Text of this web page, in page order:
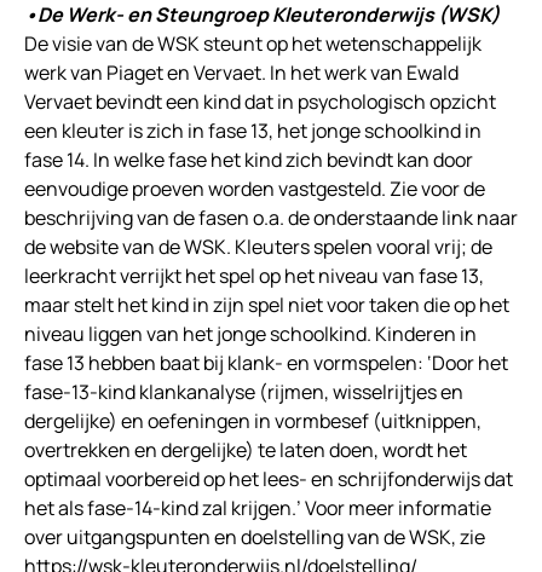
•De Werk- en Steungroep Kleuteronderwijs (WSK)
De visie van de WSK steunt op het wetenschappelijk
werk van Piaget en Vervaet. In het werk van Ewald
Vervaet bevindt een kind dat in psychologisch opzicht
een kleuter is zich in fase 13, het jonge schoolkind in
fase 14. In welke fase het kind zich bevindt kan door
eenvoudige proeven worden vastgesteld. Zie voor de
beschrijving van de fasen o.a. de onderstaande link naar
de website van de WSK. Kleuters spelen vooral vrij; de
leerkracht verrijkt het spel op het niveau van fase 13,
maar stelt het kind in zijn spel niet voor taken die op het
niveau liggen van het jonge schoolkind. Kinderen in
fase 13 hebben baat bij klank- en vormspelen: ‘Door het
fase-13-kind klankanalyse (rijmen, wisselrijtjes en
dergelijke) en oefeningen in vormbesef (uitknippen,
overtrekken en dergelijke) te laten doen, wordt het
optimaal voorbereid op het lees- en schrijfonderwijs dat
het als fase-14-kind zal krijgen.’ Voor meer informatie
over uitgangspunten en doelstelling van de WSK, zie
https://wsk-kleuteronderwijs.nl/doelstelling/